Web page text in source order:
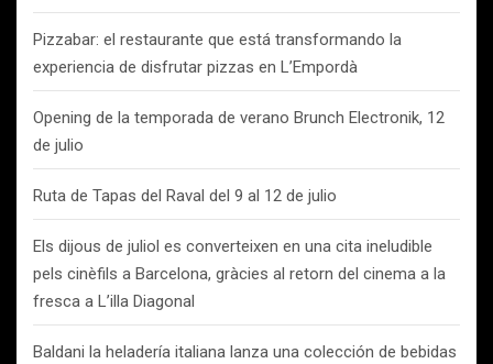
Pizzabar: el restaurante que está transformando la
experiencia de disfrutar pizzas en L’Empordà
Opening de la temporada de verano Brunch Electronik, 12
de julio
Ruta de Tapas del Raval del 9 al 12 de julio
Els dijous de juliol es converteixen en una cita ineludible
pels cinèfils a Barcelona, gràcies al retorn del cinema a la
fresca a L’illa Diagonal
Baldani la heladería italiana lanza una colección de bebidas